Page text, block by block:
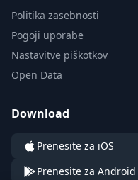
Politika zasebnosti
Pogoji uporabe
Nastavitve piškotkov
Open Data
Download
Prenesite za iOS
Prenesite za Android